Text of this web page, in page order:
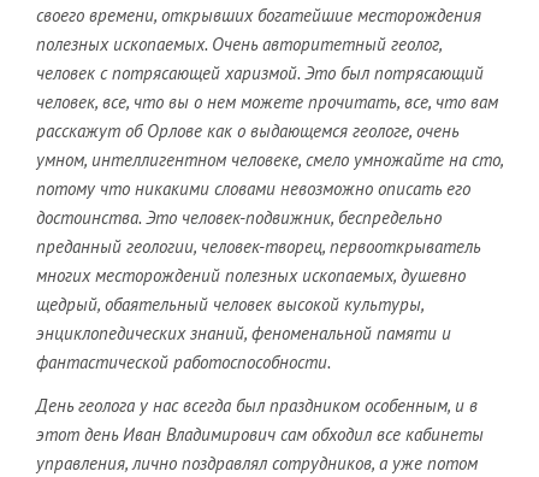
своего времени, открывших богатейшие месторождения
полезных ископаемых. Очень авторитетный геолог,
человек с потрясающей харизмой. Это был потрясающий
человек, все, что вы о нем можете прочитать, все, что вам
расскажут об Орлове как о выдающемся геологе, очень
умном, интеллигентном человеке, смело умножайте на сто,
потому что никакими словами невозможно описать его
достоинства. Это человек-подвижник, беспредельно
преданный геологии, человек-творец, первооткрыватель
многих месторождений полезных ископаемых, душевно
щедрый, обаятельный человек высокой культуры,
энциклопедических знаний, феноменальной памяти и
фантастической работоспособности.
День геолога у нас всегда был праздником особенным, и в
этот день Иван Владимирович сам обходил все кабинеты
управления, лично поздравлял сотрудников, а уже потом